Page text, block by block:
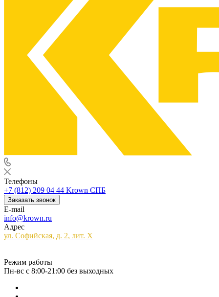
Телефоны
+7 (812) 209 04 44 Krown СПБ
Заказать звонок
E-mail
info@krown.ru
Адрес
ул. Софийская, д. 2, лит. Х
Режим работы
Пн-вс с 8:00-21:00 без выходных